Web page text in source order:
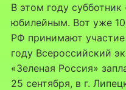
В этом году субботник
юбилейным. Вот уже
РФ принимают
году Всероссийский
«Зеленая Россия»
25 сентября, в г.